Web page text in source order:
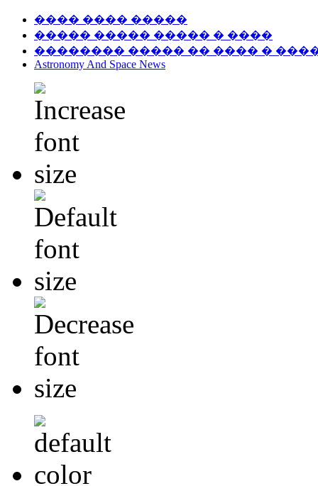
���� ���� �����
����� ����� ����� � ����
�������� ����� �� ���� �
Astronomy And Space News